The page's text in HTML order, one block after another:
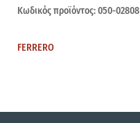
Κωδικός προϊόντος:050-02808
FERRERO